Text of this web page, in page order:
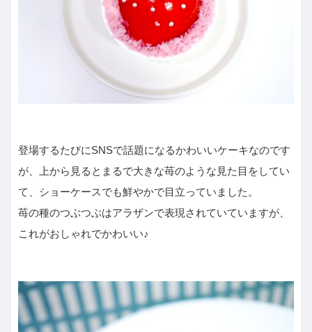
登場するたびにSNSで話題になるかわいいケーキなのです
が、上から見るとまるで大きな苺のような見た目をしてい
て、ショーケースでも鮮やかで目立っていました。
苺の種のつぶつぶはアラザンで表現されていていますが、
これがおしゃれでかわいい♪